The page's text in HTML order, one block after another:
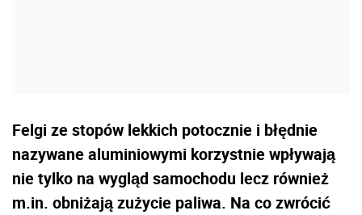
Felgi ze stopów lekkich potocznie i błędnie
nazywane aluminiowymi korzystnie wpływają
nie tylko na wygląd samochodu lecz również
m.in. obniżają zużycie paliwa. Na co zwrócić